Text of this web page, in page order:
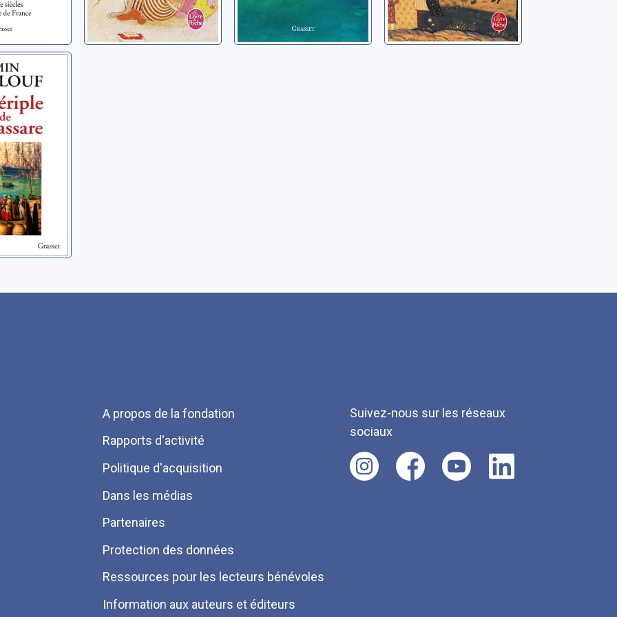
de
Menu
Pied
de
page
A propos de la fondation
Rapports d'activité
Politique d'acquisition
Dans les médias
Partenaires
Protection des données
Ressources pour les lecteurs bénévoles
Information aux auteurs et éditeurs
Suivez-nous sur les réseaux
sociaux